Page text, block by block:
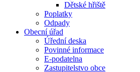
Dětské hřiště
Poplatky
Odpady
Obecní úřad
Úřední deska
Povinné informace
E-podatelna
Zastupitelstvo obce